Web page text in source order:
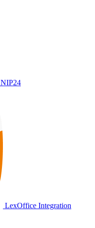
NIP24
LexOffice Integration